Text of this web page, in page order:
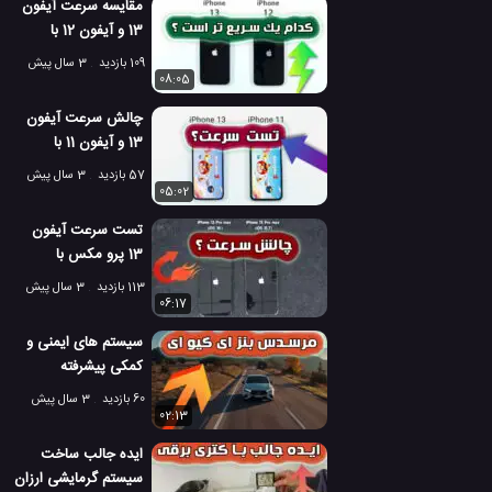
مقایسه سرعت آیفون
13 و آیفون 12 با
سیستم عامل iOS 16
109 بازدید
3 سال پیش
08:05
چالش سرعت آیفون
13 و آیفون 11 با
سیستم عامل IOS 16
57 بازدید
3 سال پیش
05:02
تست سرعت آیفون
13 پرو مکس با
سیستم IOS 15 و IOS
113 بازدید
3 سال پیش
06:17
سیستم های ایمنی و
کمکی پیشرفته
مرسدس بنز EQE
60 بازدید
3 سال پیش
02:13
ایده جالب ساخت
سیستم گرمایشی ارزان